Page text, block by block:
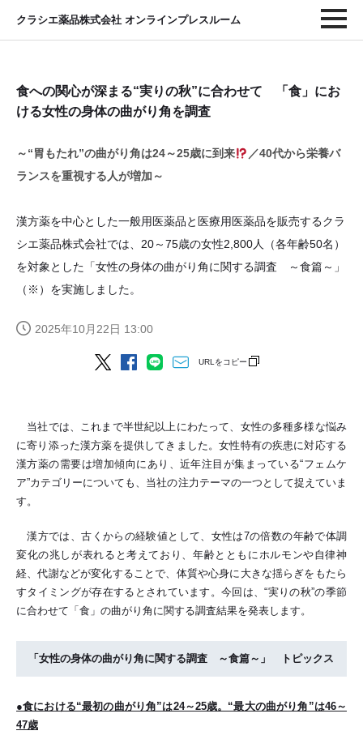
クラシエ薬品株式会社 オンラインプレスルーム
食への関心が深まる“実りの秋”に合わせて 「食」にお
ける女性の身体の曲がり角を調査
～“胃もたれ”の曲がり角は24～25歳に到来
／40代から栄養バ
ランスを重視する人が増加～
漢方薬を中心とした一般用医薬品と医療用医薬品を販売するクラ
シエ薬品株式会社では、20～75歳の女性2,800人（各年齢50名）
を対象とした「女性の身体の曲がり角に関する調査 ～食篇～」
（※）を実施しました。
2025年10月22日 13:00
URLをコピー
当社では、これまで半世紀以上にわたって、女性の多種多様な悩み
に寄り添った漢方薬を提供してきました。女性特有の疾患に対応する
漢方薬の需要は増加傾向にあり、近年注目が集まっている“フェムケ
ア”カテゴリーについても、当社の注力テーマの一つとして捉えていま
す。
漢方では、古くからの経験値として、女性は7の倍数の年齢で体調
変化の兆しが表れると考えており、年齢とともにホルモンや自律神
経、代謝などが変化することで、体質や心身に大きな揺らぎをもたら
すタイミングが存在するとされています。今回は、“実りの秋”の季節
に合わせて「食」の曲がり角に関する調査結果を発表します。
「女性の身体の曲がり角に関する調査 ～食篇～」 トピックス
●食における“最初の曲がり角”は24～25歳。“最大の曲がり角”は46～
47歳